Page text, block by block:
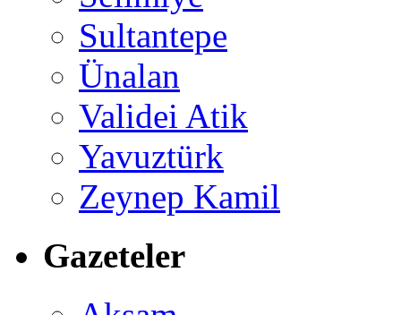
Sultantepe
Ünalan
Validei Atik
Yavuztürk
Zeynep Kamil
Gazeteler